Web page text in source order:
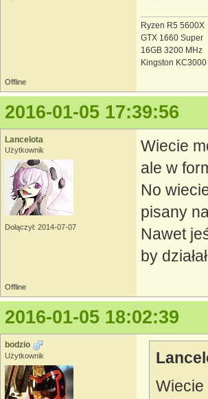
Ryzen R5 5600X
GTX 1660 Super
16GB 3200 MHz
Kingston KC3000
Offline
2016-01-05 17:39:56
Lancelota
Użytkownik
Dołączył: 2014-07-07
Wiecie
ale w
No
pisany
Nawet
by
Offline
2016-01-05 18:02:39
bodzio
Użytkownik
Wiecie